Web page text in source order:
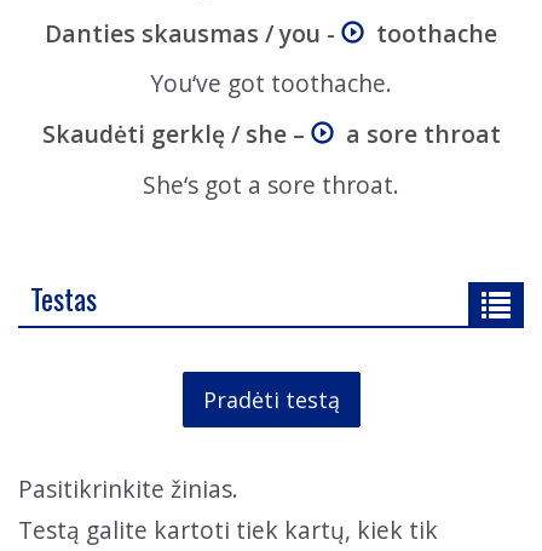
Danties skausmas / you -
toothache
You‘ve got toothache.
Skaudėti gerklę / she –
a sore throat
She‘s got a sore throat.
Testas
Pradėti testą
Pasitikrinkite žinias.
Testą galite kartoti tiek kartų, kiek tik